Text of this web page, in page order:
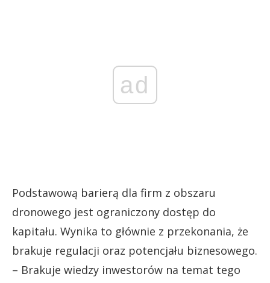
ad
Podstawową barierą dla firm z obszaru
dronowego jest ograniczony dostęp do
kapitału. Wynika to głównie z przekonania, że
brakuje regulacji oraz potencjału biznesowego.
– Brakuje wiedzy inwestorów na temat tego